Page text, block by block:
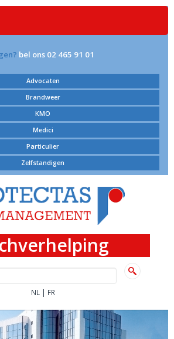
bel ons 02 465 91 01
Advocaten
Brandweer
KMO
Medici
Particulier
Zelfstandigen
NL | FR